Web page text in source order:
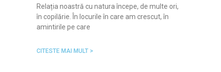
Relația noastră cu natura începe, de multe ori,
în copilărie. În locurile în care am crescut, în
amintirile pe care
CITESTE MAI MULT >